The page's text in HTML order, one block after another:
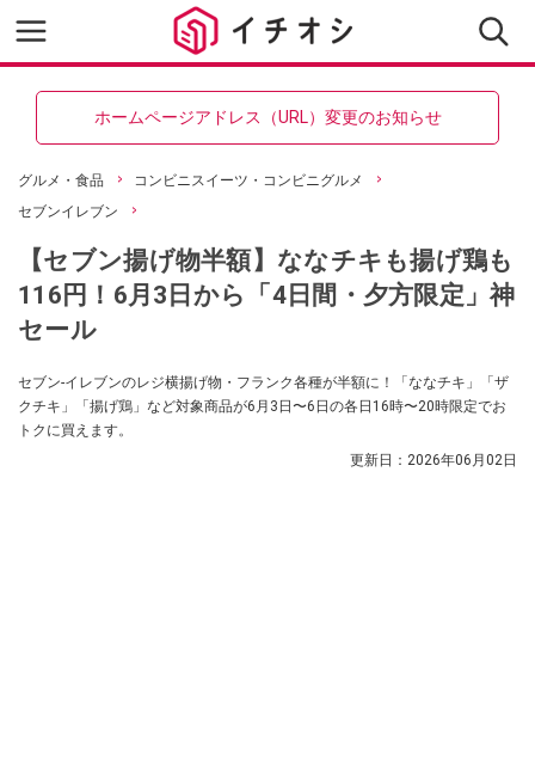
ホームページアドレス（URL）変更のお知らせ
グルメ・食品
コンビニスイーツ・コンビニグルメ
セブンイレブン
【セブン揚げ物半額】ななチキも揚げ鶏も
116円！6月3日から「4日間・夕方限定」神
セール
セブン‐イレブンのレジ横揚げ物・フランク各種が半額に！「ななチキ」「ザ
クチキ」「揚げ鶏」など対象商品が6月3日〜6日の各日16時〜20時限定でお
トクに買えます。
更新日： 2026年06月02日